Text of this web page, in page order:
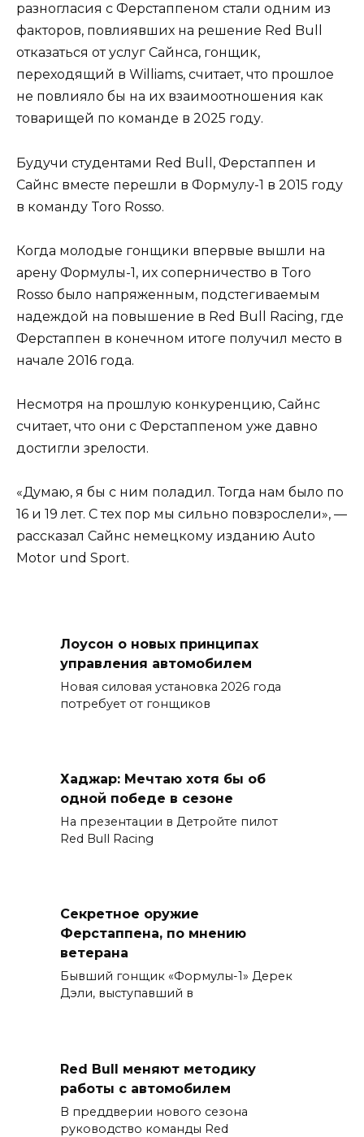
разногласия с Ферстаппеном стали одним из
факторов, повлиявших на решение Red Bull
отказаться от услуг Сайнса, гонщик,
переходящий в Williams, считает, что прошлое
не повлияло бы на их взаимоотношения как
товарищей по команде в 2025 году.
Будучи студентами Red Bull, Ферстаппен и
Сайнс вместе перешли в Формулу-1 в 2015 году
в команду Toro Rosso.
Когда молодые гонщики впервые вышли на
арену Формулы-1, их соперничество в Toro
Rosso было напряженным, подстегиваемым
надеждой на повышение в Red Bull Racing, где
Ферстаппен в конечном итоге получил место в
начале 2016 года.
Несмотря на прошлую конкуренцию, Сайнс
считает, что они с Ферстаппеном уже давно
достигли зрелости.
«Думаю, я бы с ним поладил. Тогда нам было по
16 и 19 лет. С тех пор мы сильно повзрослели», —
рассказал Сайнс немецкому изданию Auto
Motor und Sport.
Лоусон о новых принципах
управления автомобилем
Новая силовая установка 2026 года
потребует от гонщиков
Хаджар: Мечтаю хотя бы об
одной победе в сезоне
На презентации в Детройте пилот
Red Bull Racing
Секретное оружие
Ферстаппена, по мнению
ветерана
Бывший гонщик «Формулы-1» Дерек
Дэли, выступавший в
Red Bull меняют методику
работы с автомобилем
В преддверии нового сезона
руководство команды Red